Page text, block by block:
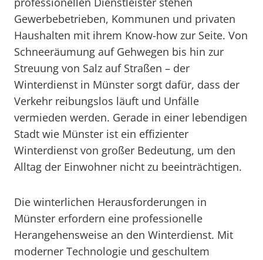
Gewerbebetrieben, Kommunen und privaten
Haushalten mit ihrem Know-how zur Seite. Von
Schneeräumung auf Gehwegen bis hin zur
Streuung von Salz auf Straßen – der
Winterdienst in Münster sorgt dafür, dass der
Verkehr reibungslos läuft und Unfälle
vermieden werden. Gerade in einer lebendigen
Stadt wie Münster ist ein effizienter
Winterdienst von großer Bedeutung, um den
Alltag der Einwohner nicht zu beeinträchtigen.
Die winterlichen Herausforderungen in
Münster erfordern eine professionelle
Herangehensweise an den Winterdienst. Mit
moderner Technologie und geschultem